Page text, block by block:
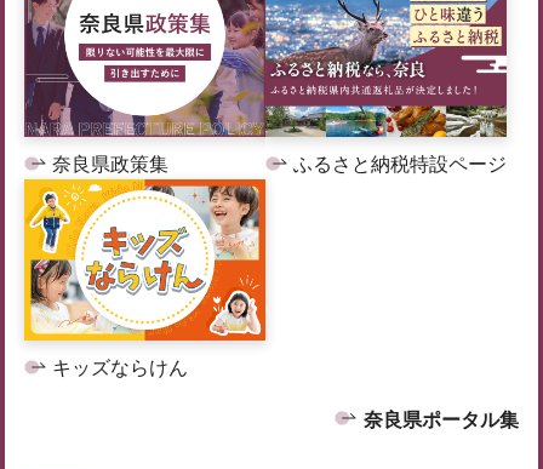
奈良県政策集 ふるさと納税特設ページ
キッズならけん
奈良県ポータル集